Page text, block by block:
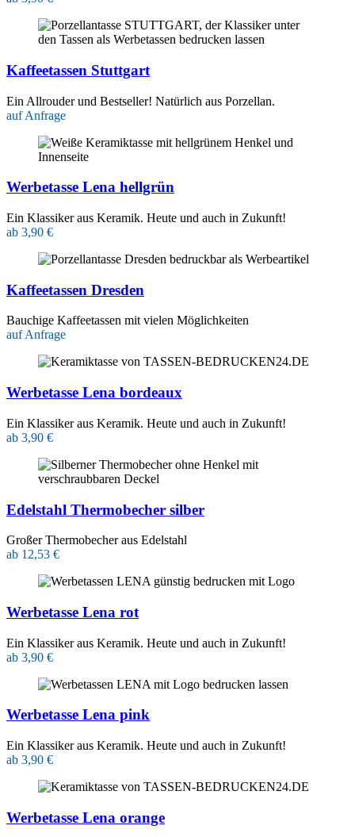
Kaffeetassen Stuttgart
Ein Allrouder und Bestseller! Natürlich aus Porzellan.
auf Anfrage
Werbetasse Lena hellgrün
Ein Klassiker aus Keramik. Heute und auch in Zukunft!
ab 3,90 €
Kaffeetassen Dresden
Bauchige Kaffeetassen mit vielen Möglichkeiten
auf Anfrage
Werbetasse Lena bordeaux
Ein Klassiker aus Keramik. Heute und auch in Zukunft!
ab 3,90 €
Edelstahl Thermobecher silber
Großer Thermobecher aus Edelstahl
ab 12,53 €
Werbetasse Lena rot
Ein Klassiker aus Keramik. Heute und auch in Zukunft!
ab 3,90 €
Werbetasse Lena pink
Ein Klassiker aus Keramik. Heute und auch in Zukunft!
ab 3,90 €
Werbetasse Lena orange